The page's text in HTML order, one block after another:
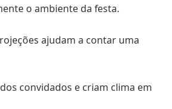
o ambiente da festa.
ajudam a contar uma
convidados e criam clima em